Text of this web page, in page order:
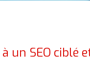
un SEO ciblé